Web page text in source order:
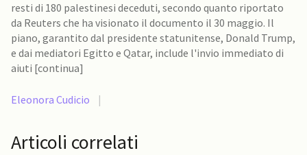
resti di 180 palestinesi deceduti, secondo quanto riportato
da Reuters che ha visionato il documento il 30 maggio. Il
piano, garantito dal presidente statunitense, Donald Trump,
e dai mediatori Egitto e Qatar, include l'invio immediato di
aiuti [continua]
Eleonora Cudicio |
Articoli correlati